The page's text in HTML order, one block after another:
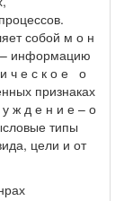
собой м о н
– информацию
ч е с к о е о
признаках
ж д е н и е – о
типы
цели и от